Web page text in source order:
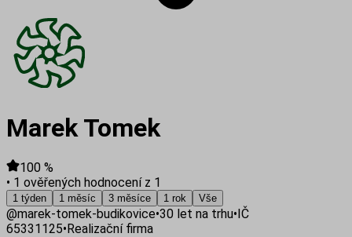
Marek Tomek
100 %
• 1 ověřených hodnocení z 1
1 týden 1 měsíc 3 měsíce 1 rok Vše
@marek-tomek-budikovice•30 let na trhu•IČ
65331125•Realizační firma